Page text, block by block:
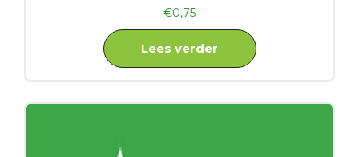
€0,75
Lees verder